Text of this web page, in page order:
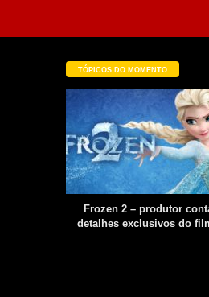
TÓPICOS DO MOMENTO
Frozen 2 – produtor
detalhes exclusivos do